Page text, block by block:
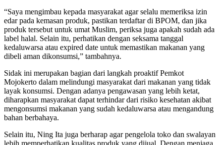
“Saya mengimbau kepada masyarakat agar selalu memeriksa izin
edar pada kemasan produk, pastikan terdaftar di BPOM, dan jika
produk tersebut untuk umat Muslim, periksa juga apakah sudah ada
label halal. Selain itu, perhatikan dengan seksama tanggal
kedaluwarsa atau expired date untuk memastikan makanan yang
dibeli aman dikonsumsi,” tambahnya.
Sidak ini merupakan bagian dari langkah proaktif Pemkot
Mojokerto dalam melindungi masyarakat dari makanan yang tidak
layak konsumsi. Dengan adanya pengawasan yang lebih ketat,
diharapkan masyarakat dapat terhindar dari risiko kesehatan akibat
mengonsumsi makanan yang sudah kedaluwarsa atau mengandung
bahan berbahaya.
Selain itu, Ning Ita juga berharap agar pengelola toko dan swalayan